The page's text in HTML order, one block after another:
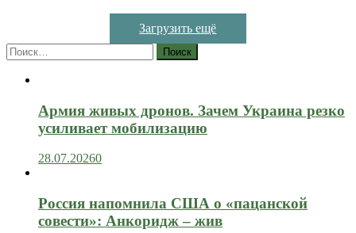
Загрузить ещё
Найти:
Армия живых дронов. Зачем Украина резко
усиливает мобилизацию
28.07.20260
Россия напомнила США о «пацанской
совести»: Анкоридж – жив